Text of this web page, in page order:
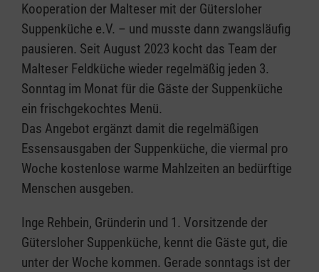
Kooperation der Malteser mit der Gütersloher
Suppenküche e.V. – und musste dann zwangsläufig
pausieren. Seit August 2023 kocht das Team der
Malteser Feldküche wieder regelmäßig jeden 3.
Sonntag im Monat für die Gäste der Suppenküche
ein frischgekochtes Menü.
Das Angebot ergänzt damit die regelmäßigen
Essensausgaben der Suppenküche, die viermal pro
Woche kostenlose warme Mahlzeiten an bedürftige
Menschen ausgeben.
Inge Rehbein, Gründerin und 1. Vorsitzende der
Gütersloher Suppenküche, kennt die Gäste gut, die
unter der Woche kommen. Gerade sonntags ist der